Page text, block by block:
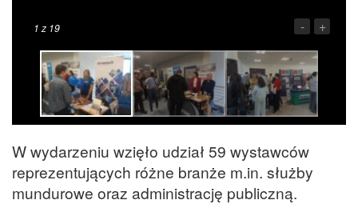
1 z 19 - +
W wydarzeniu wzięło udział 59 wystawców
reprezentujących różne branże m.in. służby
mundurowe oraz administrację publiczną.